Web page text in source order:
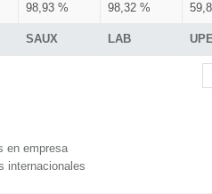
SAUX LAB UPE
98,93 % 98,32 %
en empresa
internacionales